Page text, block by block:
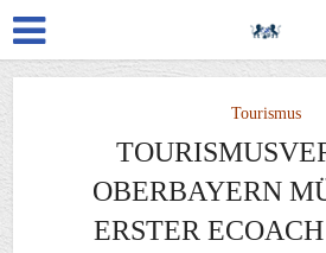
Tourismus
OBERBAYERN
ERSTER